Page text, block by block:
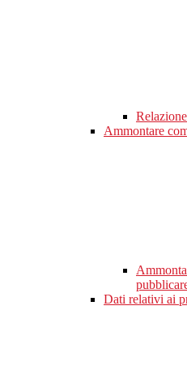
Ammontare
Dati relativi ai